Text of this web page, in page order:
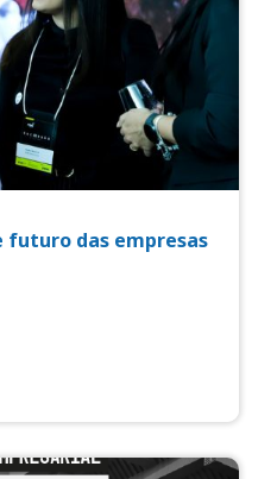
futuro das empresas